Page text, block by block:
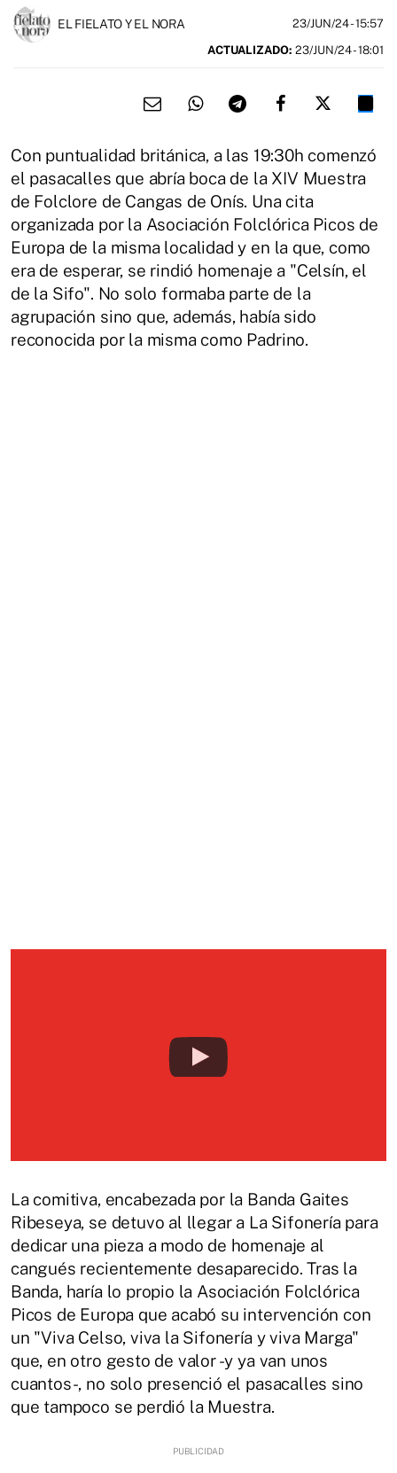
EL FIELATO Y EL NORA 23/JUN/24- 15:57
ACTUALIZADO: 23/JUN/24 - 18:01
Con puntualidad británica, a las 19:30h comenzó
el pasacalles que abría boca de la XIV Muestra
de Folclore de Cangas de Onís. Una cita
organizada por la Asociación Folclórica Picos de
Europa de la misma localidad y en la que, como
era de esperar, se rindió homenaje a "Celsín, el
de la Sifo". No solo formaba parte de la
agrupación sino que, además, había sido
reconocida por la misma como Padrino.
La comitiva, encabezada por la Banda Gaites
Ribeseya, se detuvo al llegar a La Sifonería para
dedicar una pieza a modo de homenaje al
cangués recientemente desaparecido. Tras la
Banda, haría lo propio la Asociación Folclórica
Picos de Europa que acabó su intervención con
un "Viva Celso, viva la Sifonería y viva Marga"
que, en otro gesto de valor -y ya van unos
cuantos-, no solo presenció el pasacalles sino
que tampoco se perdió la Muestra.